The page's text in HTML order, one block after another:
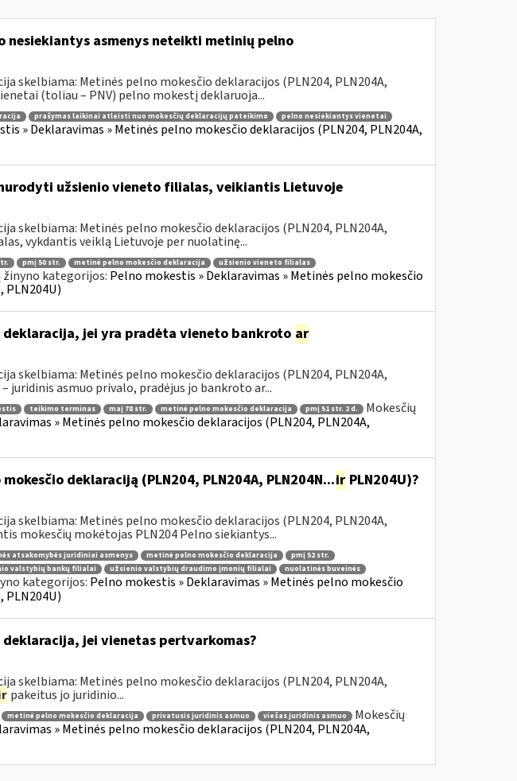
nesiekiantys asmenys neteikti metinių pelno
skelbiama: Metinės pelno mokesčio deklaracijos (PLN204, PLN204A,
(toliau – PNV) pelno mokestį deklaruoja...
prašymas laikinai atleisti nuo mokesčių deklaracijų pateikimo pelno nesiekiantys vienetai
» Deklaravimas » Metinės pelno mokesčio deklaracijos (PLN204, PLN204A,
užsienio vieneto filialas, veikiantis Lietuvoje
skelbiama: Metinės pelno mokesčio deklaracijos (PLN204, PLN204A,
vykdantis veiklą Lietuvoje per nuolatinę...
pmį 50 str. metinė pelno mokesčio deklaracija
užsienio vieneto filialas
žinyno kategorijos: Pelno mokestis » Deklaravimas » Metinės pelno mokesčio
PLN204U)
jei yra pradėta vieneto bankroto ar
skelbiama: Metinės pelno mokesčio deklaracijos (PLN204, PLN204A,
juridinis asmuo privalo, pradėjus jo bankroto ar...
teikimo terminas maį 78 str. metinė pelno mokesčio deklaracija pmį 51 str. 2 d.
Mokesčių
» Metinės pelno mokesčio deklaracijos (PLN204, PLN204A,
deklaraciją (PLN204, PLN204A, PLN204N...irPLN204U)?
skelbiama: Metinės pelno mokesčio deklaracijos (PLN204, PLN204A,
mokesčių mokėtojas PLN204 Pelno siekiantys...
atsakomybės juridiniai asmenys metinė pelno mokesčio deklaracija
pmį 52 str.
valstybių bankų filialai užsienio valstybių draudimo įmonių filialai
nuolatinės buveinės
kategorijos: Pelno mokestis » Deklaravimas » Metinės pelno mokesčio
PLN204U)
jei vienetas pertvarkomas?
skelbiama: Metinės pelno mokesčio deklaracijos (PLN204, PLN204A,
pakeitus jo juridinio...
metinė pelno mokesčio deklaracija privatusis juridinis asmuo viešas juridinis asmuo
Mokesčių
» Metinės pelno mokesčio deklaracijos (PLN204, PLN204A,